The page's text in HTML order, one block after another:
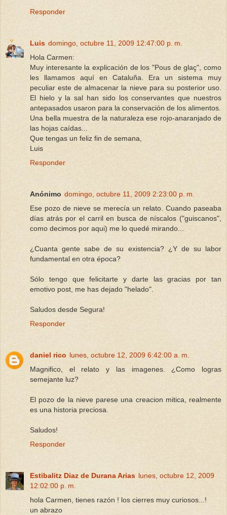
Responder
Luis domingo, octubre 11, 2009 12:47:00 p. m.
Hola Carmen:
Muy interesante la explicación de los "Pous de glaç", como
les llamamos aquí en Cataluña. Era un sistema muy
peculiar este de almacenar la nieve para su posterior uso.
El hielo y la sal han sido los conservantes que nuestros
antepasados usaron para la conservación de los alimentos.
Una bella muestra de la naturaleza ese rojo-anaranjado de
las hojas caídas...
Que tengas un feliz fin de semana,
Luis
Responder
Anónimo domingo, octubre 11, 2009 2:23:00 p. m.
Ese pozo de nieve se merecía un relato. Cuando paseaba
días atrás por el carril en busca de níscalos ("guiscanos",
como decimos por aqui) me lo quedé mirando...
¿Cuanta gente sabe de su existencia? ¿Y de su labor
fundamental en otra época?
Sólo tengo que felicitarte y darte las gracias por tan
emotivo post, me has dejado "helado".
Saludos desde Segura!
Responder
daniel rico lunes, octubre 12, 2009 6:42:00 a. m.
Magnifico, el relato y las imagenes. ¿Como logras
semejante luz?
El pozo de la nieve parese una creacion mitica, realmente
es una historia preciosa.
Saludos!
Responder
Estibalitz Diaz de Durana Arias lunes, octubre 12, 2009
12:02:00 p. m.
hola Carmen, tienes razón ! los cierres muy curiosos...!
un abrazo